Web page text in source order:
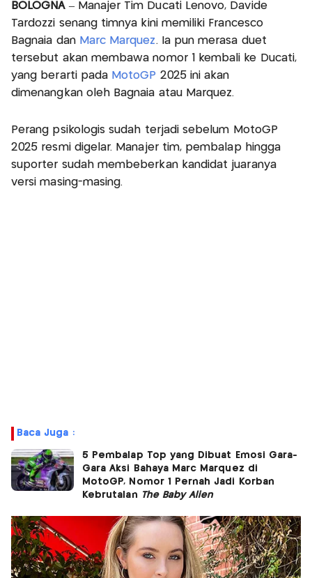
BOLOGNA– Manajer Tim Ducati Lenovo, Davide
Tardozzi senang timnya kini memiliki Francesco
Bagnaia dan Marc Marquez. Ia pun merasa duet
tersebut akan membawa nomor 1 kembali ke Ducati,
yang berarti pada MotoGP 2025 ini akan
dimenangkan oleh Bagnaia atau Marquez.
Perang psikologis sudah terjadi sebelum MotoGP
2025 resmi digelar. Manajer tim, pembalap hingga
suporter sudah membeberkan kandidat juaranya
versi masing-masing.
Baca Juga :
5 Pembalap Top yang Dibuat Emosi Gara-
Gara Aksi Bahaya Marc Marquez di
MotoGP, Nomor 1 Pernah Jadi Korban
Kebrutalan The Baby Alien